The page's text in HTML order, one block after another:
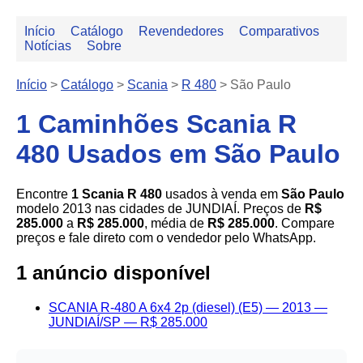
Início Catálogo Revendedores
Comparativos
Notícias
Sobre
Início > Catálogo > Scania > R 480 > São Paulo
1 Caminhões Scania R
480 Usados em São Paulo
Encontre 1 Scania R 480 usados à venda em São Paulo
modelo 2013 nas cidades de JUNDIAÍ. Preços de R$
285.000 a R$ 285.000, média de R$ 285.000. Compare
preços e fale direto com o vendedor pelo WhatsApp.
1 anúncio disponível
SCANIA R-480 A 6x4 2p (diesel) (E5) — 2013 —
JUNDIAÍ/SP — R$ 285.000